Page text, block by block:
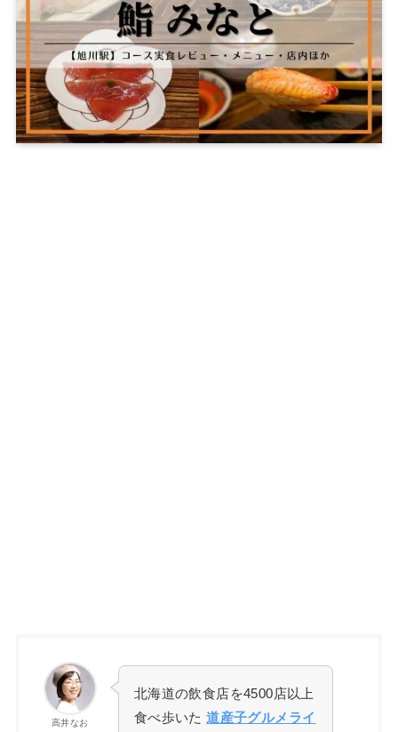
高井なお
北海道の飲食店を4500店以上
食べ歩いた道産子グルメライ